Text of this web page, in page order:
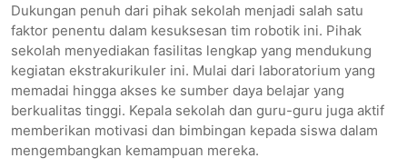
Dukungan penuh dari pihak sekolah menjadi salah satu
faktor penentu dalam kesuksesan tim robotik ini. Pihak
sekolah menyediakan fasilitas lengkap yang mendukung
kegiatan ekstrakurikuler ini. Mulai dari laboratorium yang
memadai hingga akses ke sumber daya belajar yang
berkualitas tinggi. Kepala sekolah dan guru-guru juga aktif
memberikan motivasi dan bimbingan kepada siswa dalam
mengembangkan kemampuan mereka.